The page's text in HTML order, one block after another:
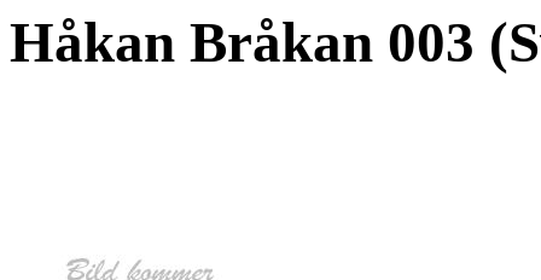
Håkan Bråkan 003